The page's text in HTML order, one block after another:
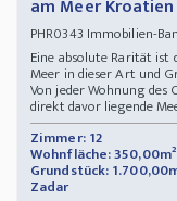
am Meer Kroatien
PHR0343 Immobilien-
Eine absolute Rarität ist
Meer in dieser Art und
Von jeder Wohnung
direkt davor liegende
Zimmer: 12
Wohnfläche: 350,00m²
Grundstück:
Zadar